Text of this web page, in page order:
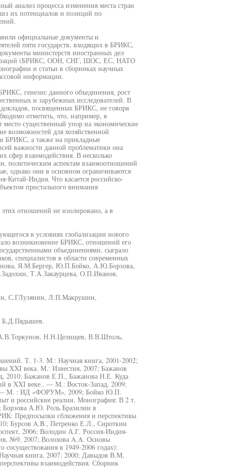
анализ процесса изменения места стран
их потенциалов и позиций по
официальные документы и
пяти государств, входящих в БРИКС,
министерств иностранных дел
(БРИКС, ООН, СНГ, ШОС, ЕС, НАТО
и статьи в сборниках научных
информации.
генезис данного объединения, рост
и зарубежных исследователей. В
посвященных БРИКС, не говоря
отметить, что, например, в
место существенный упор на экономические
возможностей для хозяйственной
БРИКС, а также на прикладные
важности данной проблематики она
сфер взаимодействия. В несколько
политическим аспектам взаимоотношений
однако они в основном ограничиваются
Китай-Индия. Что касается российско-
пристального внимания
этих отношений не изолировано, а в
в условиях глобализации нового
возникновение БРИКС, отношений его
объединениями, сыграло
специалистов в области современных
Я.М.Бергер, Ю.П.Бойко, А.Ю.Борзова,
Т.А.Закаурцева, О.П.Иванов,
С.ГЛузянин, Л.П.Макрушин,
Б.Д.Пядышев.
Н.Н.Целищев, В.В.Штоль,
Т. 1-3. M.: Научная книга, 2001-2002;
XXI века. М.: Известия, 2007; Бажанов
2010; Бажанов Е.П., Бажанова Н.Е. Куда
в XXI веке.. — M.: Восток-Запад, 2009;
— M. : ИД «ФОРУМ», 2009; Бойко Ю.П.
и российские реалии. Монография: В 2 т.
А.Ю. Роль Бразилии в
Предпосылки сближения и перспективы
Бурсов A.B., Петренко Е.Л., Сироткин
2006; Володин А.Г. Россия-Индия-
№9, 2007; Волохова A.A. Основы
в 1949-2006 годах):
книга, 2007; 2000; Давыдов В.М,
взаимодействия. Сборник